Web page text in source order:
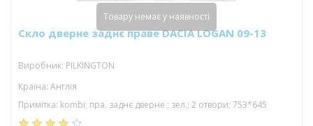
Скло дверне заднє праве DACIA LOGAN 09-13
Виробник: PILKINGTON
Країна: Англія
Примітка: kombi; пра. заднє дверне ; зел.; 2 отвори; 753*645
Товару немає у наявності